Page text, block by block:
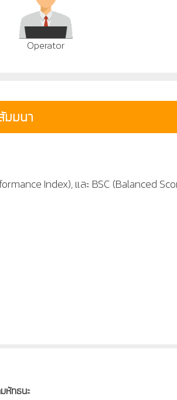
Operator
มมนา
Index), และ BSC (Balanced
หัทธนะ